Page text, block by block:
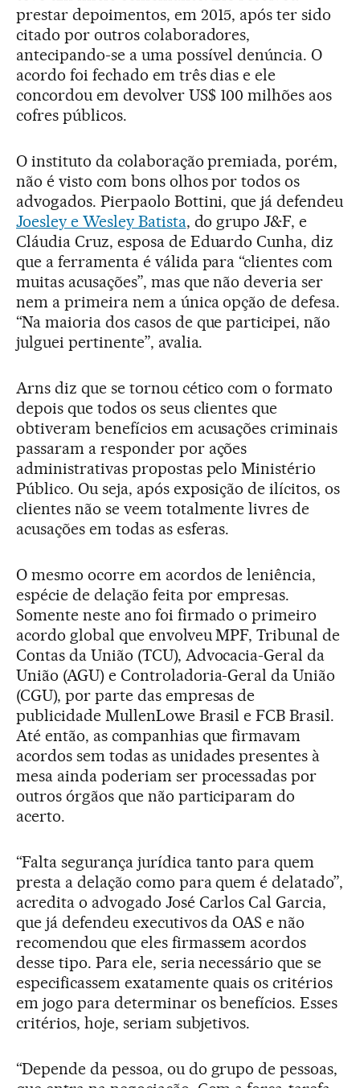
prestar depoimentos, em 2015, após ter sido
citado por outros colaboradores,
antecipando-se a uma possível denúncia. O
acordo foi fechado em três dias e ele
concordou em devolver US$ 100 milhões aos
cofres públicos.
O instituto da colaboração premiada, porém,
não é visto com bons olhos por todos os
advogados. Pierpaolo Bottini, que já defendeu
Joesley e Wesley Batista, do grupo J&F, e
Cláudia Cruz, esposa de Eduardo Cunha, diz
que a ferramenta é válida para “clientes com
muitas acusações”, mas que não deveria ser
nem a primeira nem a única opção de defesa.
“Na maioria dos casos de que participei, não
julguei pertinente”, avalia.
Arns diz que se tornou cético com o formato
depois que todos os seus clientes que
obtiveram benefícios em acusações criminais
passaram a responder por ações
administrativas propostas pelo Ministério
Público. Ou seja, após exposição de ilícitos, os
clientes não se veem totalmente livres de
acusações em todas as esferas.
O mesmo ocorre em acordos de leniência,
espécie de delação feita por empresas.
Somente neste ano foi firmado o primeiro
acordo global que envolveu MPF, Tribunal de
Contas da União (TCU), Advocacia-Geral da
União (AGU) e Controladoria-Geral da União
(CGU), por parte das empresas de
publicidade MullenLowe Brasil e FCB Brasil.
Até então, as companhias que firmavam
acordos sem todas as unidades presentes à
mesa ainda poderiam ser processadas por
outros órgãos que não participaram do
acerto.
“Falta segurança jurídica tanto para quem
presta a delação como para quem é delatado”,
acredita o advogado José Carlos Cal Garcia,
que já defendeu executivos da OAS e não
recomendou que eles firmassem acordos
desse tipo. Para ele, seria necessário que se
especificassem exatamente quais os critérios
em jogo para determinar os benefícios. Esses
critérios, hoje, seriam subjetivos.
“Depende da pessoa, ou do grupo de pessoas,